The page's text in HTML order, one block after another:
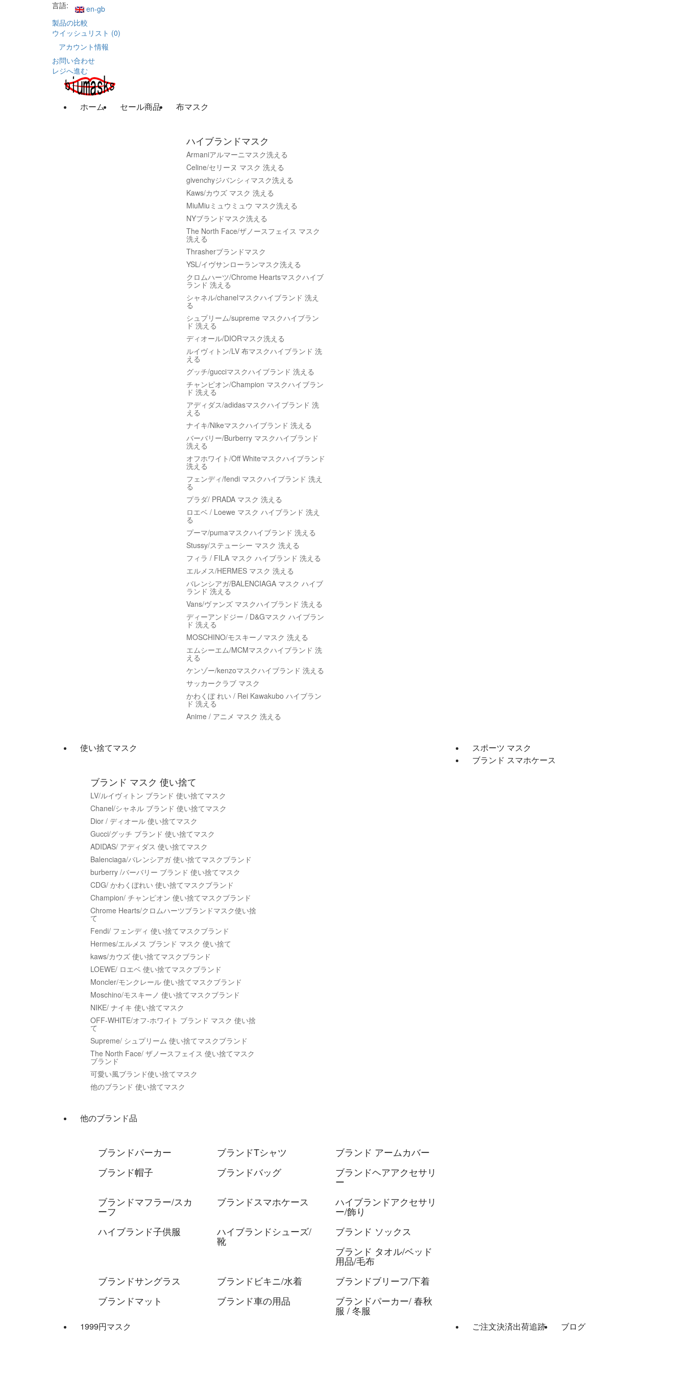
言語:
en-gb
製品の比較
ウイッシュリスト (0)
アカウント情報
お問い合わせ
レジへ進む
ホーム セール商品 布マスク
ハイブランドマスク
Armaniアルマーニマスク洗える
Celine/セリーヌ マスク 洗える
givenchyジバンシィマスク洗える
Kaws/カウズ マスク 洗える
MiuMiuミュウミュウ マスク洗える
NYブランドマスク洗える
The North Face/ザノースフェイス マスク
洗える
Thrasherブランドマスク
YSL/イヴサンローランマスク洗える
クロムハーツ/Chrome Heartsマスクハイブ
ランド 洗える
シャネル/chanelマスクハイブランド 洗え
る
シュプリーム/supreme マスクハイブラン
ド 洗える
ディオール/DIORマスク洗える
ルイヴィトン/LV 布マスクハイブランド 洗
える
グッチ/gucciマスクハイブランド 洗える
チャンピオン/Champion マスクハイブラン
ド 洗える
アディダス/adidasマスクハイブランド 洗
える
ナイキ/Nikeマスクハイブランド 洗える
バーバリー/Burberry マスクハイブランド
洗える
オフホワイト/Off Whiteマスクハイブランド
洗える
フェンディ/fendi マスクハイブランド 洗え
る
プラダ/ PRADA マスク 洗える
ロエベ / Loewe マスク ハイブランド 洗え
る
プーマ/pumaマスクハイブランド 洗える
Stussy/ステューシー マスク 洗える
フィラ / FILA マスク ハイブランド 洗える
エルメス/HERMES マスク 洗える
バレンシアガ/BALENCIAGA マスク ハイブ
ランド 洗える
Vans/ヴァンズ マスクハイブランド 洗える
ディーアンドジー / D&Gマスク ハイブラン
ド 洗える
MOSCHINO/モスキーノマスク 洗える
エムシーエム/MCMマスクハイブランド 洗
える
ケンゾー/kenzoマスクハイブランド 洗える
サッカークラブ マスク
かわくぼ れい / Rei Kawakubo ハイブラン
ド 洗える
Anime / アニメ マスク 洗える
使い捨てマスク
ブランド マスク 使い捨て
LV/ルイヴィトン ブランド 使い捨てマスク
Chanel/シャネル ブランド 使い捨てマスク
Dior / ディオール 使い捨てマスク
Gucci/グッチ ブランド 使い捨てマスク
ADIDAS/ アディダス 使い捨てマスク
Balenciaga/バレンシアガ 使い捨てマスクブランド
burberry /バーバリー ブランド 使い捨てマスク
CDG/ かわくぼれい 使い捨てマスクブランド
Champion/ チャンピオン 使い捨てマスクブランド
Chrome Hearts/クロムハーツブランドマスク使い捨
て
Fendi/ フェンディ 使い捨てマスクブランド
Hermes/エルメス ブランド マスク 使い捨て
kaws/カウズ 使い捨てマスクブランド
LOEWE/ ロエベ 使い捨てマスクブランド
Moncler/モンクレール 使い捨てマスクブランド
Moschino/モスキーノ 使い捨てマスクブランド
NIKE/ ナイキ 使い捨てマスク
OFF-WHITE/オフ-ホワイト ブランド マスク 使い捨
て
Supreme/ シュプリーム 使い捨てマスクブランド
The North Face/ ザノースフェイス 使い捨てマスク
ブランド
可愛い風ブランド使い捨てマスク
他のブランド 使い捨てマスク
スポーツ マスク
ブランド スマホケース
他のブランド品
ブランドパーカー ブランドTシャツ
ブランド アームカバー
ブランド帽子
ブランドバッグ ブランドヘアアクセサリ
ー
ブランドマフラー/スカ
ーフ
ブランドスマホケース ハイブランドアクセサリ
ー/飾り
ハイブランド子供服
ハイブランドシューズ/
靴
ブランド ソックス
ブランド タオル/ベッド
用品/毛布
ブランドサングラス
ブランドビキニ/水着
ブランドブリーフ/下着
ブランドマット
ブランド車の用品 ブランドパーカー/ 春秋
服 / 冬服
1999円マスク ご注文決済出荷追跡 ブログ